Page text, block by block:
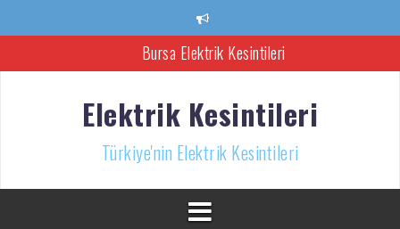
Bursa Elektrik Kesintileri
Türkiye’nin Elektrik Kesintileri Haber Kaynağı
İzmir Elektrik Kesintisi
Elektrik Kesintileri
Türkiye'nin Elektrik Kesintileri